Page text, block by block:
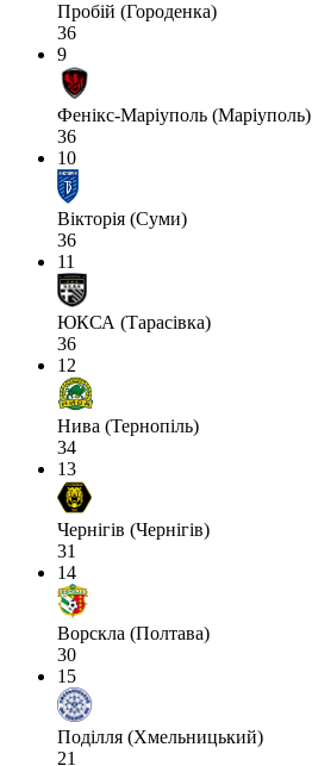
Пробій (Городенка)
36
9
Фенікс-Маріуполь (Маріуполь)
36
10
Вікторія (Суми)
36
11
ЮКСА (Тарасівка)
36
12
Нива (Тернопіль)
34
13
Чернігів (Чернігів)
31
14
Ворскла (Полтава)
30
15
Поділля (Хмельницький)
21